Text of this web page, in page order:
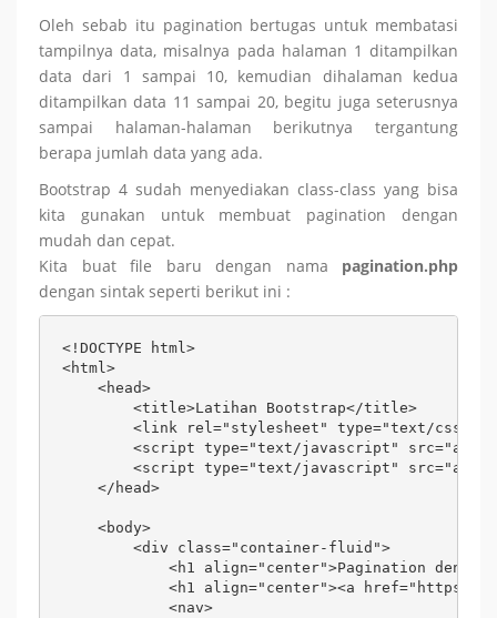
Oleh sebab itu pagination bertugas untuk membatasi
tampilnya data, misalnya pada halaman 1 ditampilkan
data dari 1 sampai 10, kemudian dihalaman kedua
ditampilkan data 11 sampai 20, begitu juga seterusnya
sampai halaman-halaman berikutnya tergantung
berapa jumlah data yang ada.
Bootstrap 4 sudah menyediakan class-class yang bisa
kita gunakan untuk membuat pagination dengan
mudah dan cepat.
Kita buat file baru dengan nama pagination.php
dengan sintak seperti berikut ini :
<!DOCTYPE html>
<html>
    <head>
        <title>Latihan Bootstrap</title>
<link rel="stylesheet" type="text/css"
<script type="text/javascript"
<script type="text/javascript"
    </head>
    <body>
        <div class="container-fluid">
<h1 align="center">Pagination dengan
<h1 align="center"><a
            <nav>